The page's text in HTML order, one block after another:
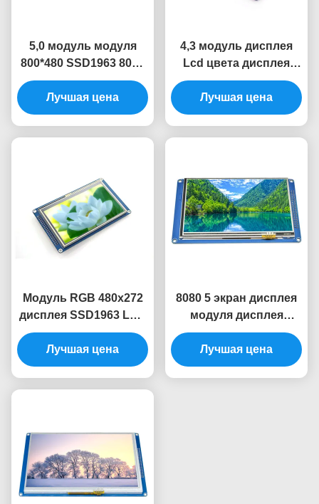
5,0 модуль модуля
800*480 SSD1963 8080
LCD TFT дисплея LCD
дюйма
Лучшая цена
4,3 модуль дисплея
Lcd цвета дисплея
SSD1963 модуля
480x272 Tft Lcd
дисплея LCD дюйма
Лучшая цена
Модуль RGB 480x272
дисплея SSD1963 LCD
модуль Tft Lcd 4,3
дюймов с касанием
Лучшая цена
8080 5 экран дисплея
модуля дисплея
модуля 800x480
SSD1963 TFT дисплея
Lcd дюйма умный
Лучшая цена